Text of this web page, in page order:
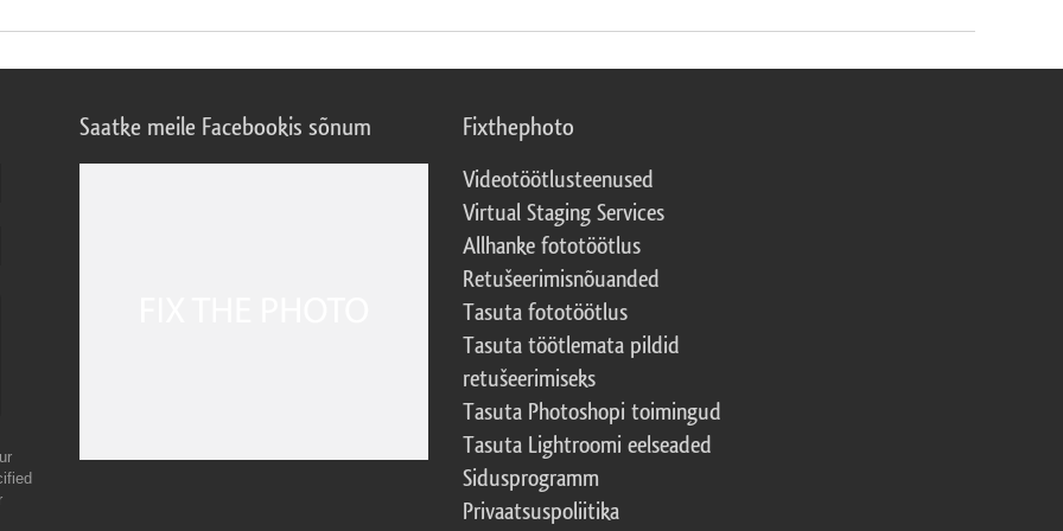
Saatke meile Facebookis sõnum Fixthephoto
Videotöötlusteenused
Virtual Staging Services
Allhanke fototöötlus
Retušeerimisnõuanded
Tasuta fototöötlus
Tasuta töötlemata pildid
retušeerimiseks
Tasuta Photoshopi toimingud
Tasuta Lightroomi eelseaded
Sidusprogramm
Privaatsuspoliitika